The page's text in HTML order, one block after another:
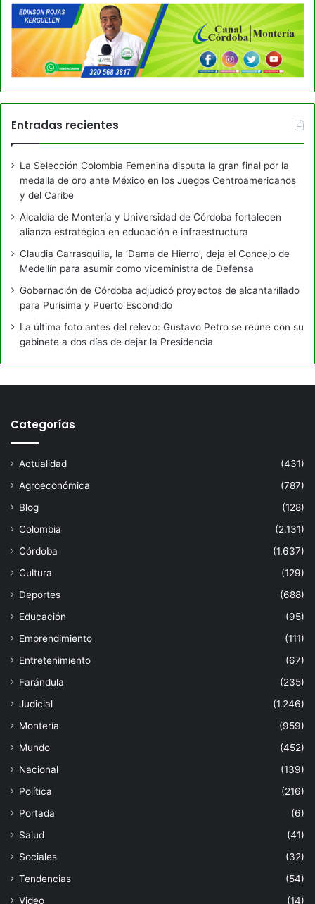
Entradas recientes
La Selección Colombia Femenina disputa la gran final por la
medalla de oro ante México en los Juegos Centroamericanos
y del Caribe
Alcaldía de Montería y Universidad de Córdoba fortalecen
alianza estratégica en educación e infraestructura
Claudia Carrasquilla, la ‘Dama de Hierro’, deja el Concejo de
Medellín para asumir como viceministra de Defensa
Gobernación de Córdoba adjudicó proyectos de alcantarillado
para Purísima y Puerto Escondido
La última foto antes del relevo: Gustavo Petro se reúne con su
gabinete a dos días de dejar la Presidencia
Categorías
Actualidad
(431)
Agroeconómica
(787)
Blog
(128)
Colombia
(2.131)
Córdoba
(1.637)
Cultura
(129)
Deportes
(688)
Educación
(95)
Emprendimiento
(111)
Entretenimiento
(67)
Farándula
(235)
Judicial
(1.246)
Montería
(959)
Mundo
(452)
Nacional
(139)
Política
(216)
Portada
(6)
Salud
(41)
Sociales
(32)
Tendencias
(54)
Video
(14)